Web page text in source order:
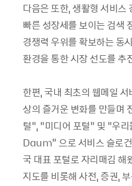
다음은 또한, 생활형 서비스
빠른 성장세를 보이는 검색
경쟁력 우위를 확보하는 동
환경을 통한 시장 선도를 추
한편, 국내 최초의 웹메일
상의 즐거운 변화를 만들며
털”, “미디어 포털” 및 “우
Daum" 으로 서비스 슬로
국 대표 포털로 자리매김 해
지도를 비롯해 사전, 증권,